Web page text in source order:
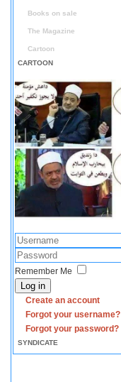
Books on sale
The Magazine
Cartoon
CARTOON
Remember Me
Log in
Create an account
Forgot your username?
Forgot your password?
SYNDICATE